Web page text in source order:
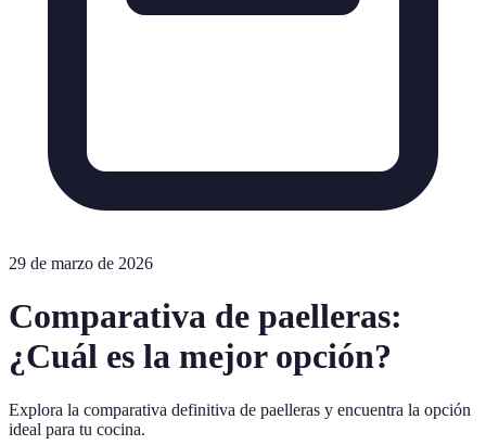
29 de marzo de 2026
Comparativa de paelleras:
¿Cuál es la mejor opción?
Explora la comparativa definitiva de paelleras y encuentra la opción
ideal para tu cocina.